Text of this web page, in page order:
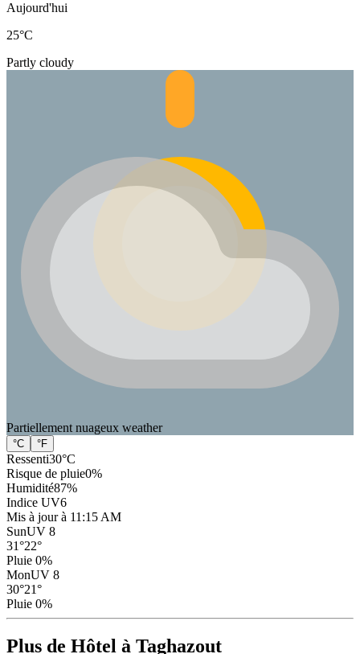
Aujourd'hui
25°C
Partly cloudy
Partiellement nuageux weather
°C °F
Ressenti30°C
Risque de pluie0%
Humidité87%
Indice UV6
Mis à jour à 11:15 AM
SunUV 8
31°22°
Pluie 0%
MonUV 8
30°21°
Pluie 0%
Plus de Hôtel à Taghazout